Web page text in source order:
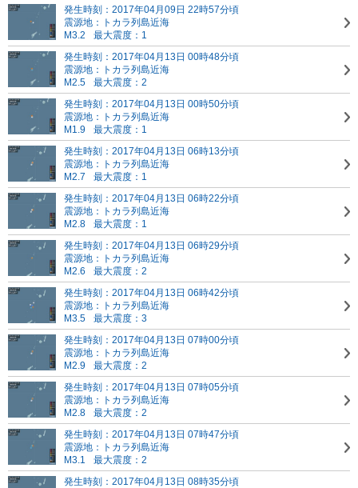
発生時刻：2017年04月09日 22時57分頃
震源地：トカラ列島近海
M3.2
最大震度：1
発生時刻：2017年04月13日 00時48分頃
震源地：トカラ列島近海
M2.5
最大震度：2
発生時刻：2017年04月13日 00時50分頃
震源地：トカラ列島近海
M1.9
最大震度：1
発生時刻：2017年04月13日 06時13分頃
震源地：トカラ列島近海
M2.7
最大震度：1
発生時刻：2017年04月13日 06時22分頃
震源地：トカラ列島近海
M2.8
最大震度：1
発生時刻：2017年04月13日 06時29分頃
震源地：トカラ列島近海
M2.6
最大震度：2
発生時刻：2017年04月13日 06時42分頃
震源地：トカラ列島近海
M3.5
最大震度：3
発生時刻：2017年04月13日 07時00分頃
震源地：トカラ列島近海
M2.9
最大震度：2
発生時刻：2017年04月13日 07時05分頃
震源地：トカラ列島近海
M2.8
最大震度：2
発生時刻：2017年04月13日 07時47分頃
震源地：トカラ列島近海
M3.1
最大震度：2
発生時刻：2017年04月13日 08時35分頃